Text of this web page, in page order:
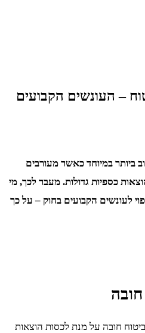
– העונשים הקבועים
ביותר במיוחד כאשר מעורבים
כספיות גדולות. מעבר לכך, מי
לעונשים הקבועים בחוק – על כך
חובה על מנת לכסות הוצאות